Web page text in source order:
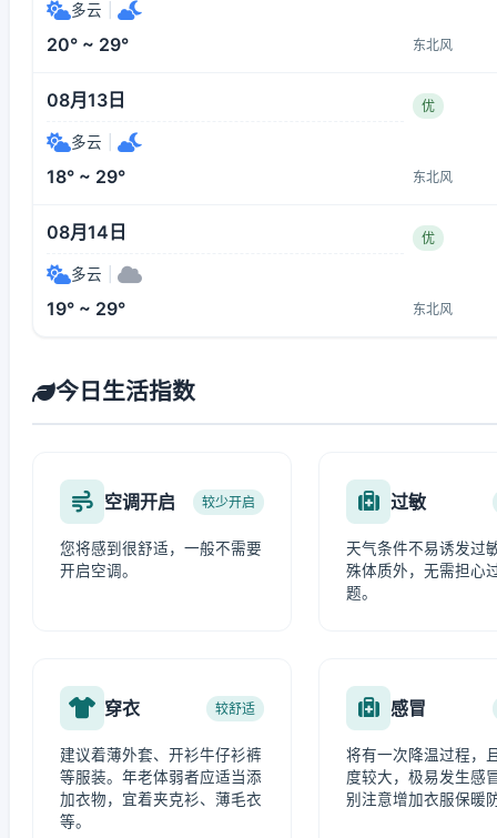
多云
20° ~ 29° 东北风
08月13日 优
多云
18° ~ 29° 东北风
08月14日 优
多云
19° ~ 29° 东北风
今日生活指数
空调开启 较少开启
您将感到很舒适，一般不需要
开启空调。
过敏
天气条件不易诱发过
殊体质外，无需担心
题。
穿衣 较舒适
建议着薄外套、开衫牛仔衫裤
等服装。年老体弱者应适当添
加衣物，宜着夹克衫、薄毛衣
等。
感冒
将有一次降温过程，
度较大，极易发生感
别注意增加衣服保暖